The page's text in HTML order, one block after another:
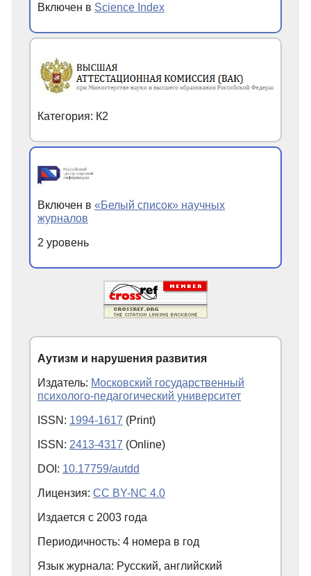
Включен в Science Index
Категория: К2
Включен в «Белый список» научных
журналов
2 уровень
Аутизм и нарушения развития
Издатель: Московский государственный
психолого-педагогический университет
ISSN: 1994-1617 (Print)
ISSN: 2413-4317 (Online)
DOI: 10.17759/autdd
Лицензия: CC BY-NC 4.0
Издается с 2003 года
Периодичность: 4 номера в год
Язык журнала: Русский, английский